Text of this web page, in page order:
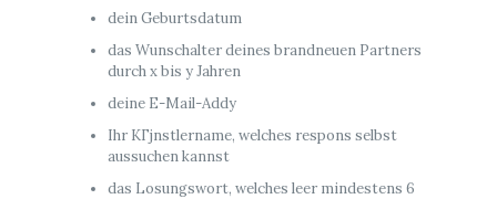
dein Geburtsdatum
das Wunschalter deines brandneuen Partners
durch x bis y Jahren
deine E-Mail-Addy
Ihr KГјnstlername, welches respons selbst
aussuchen kannst
das Losungswort, welches leer mindestens 6